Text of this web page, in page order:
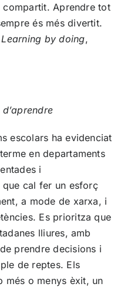
Aprendre tot
és més divertit.
Learning by doing,
escolars ha evidenciat
en departaments
i
que cal fer un esforç
a mode de xarxa, i
Es prioritza que
lliures, amb
prendre decisions i
de reptes. Els
més o menys èxit, un